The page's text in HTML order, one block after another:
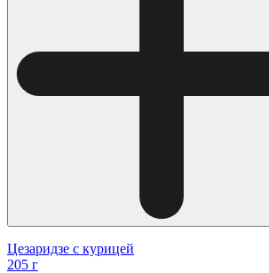
Цезаридзе с курицей
205 г